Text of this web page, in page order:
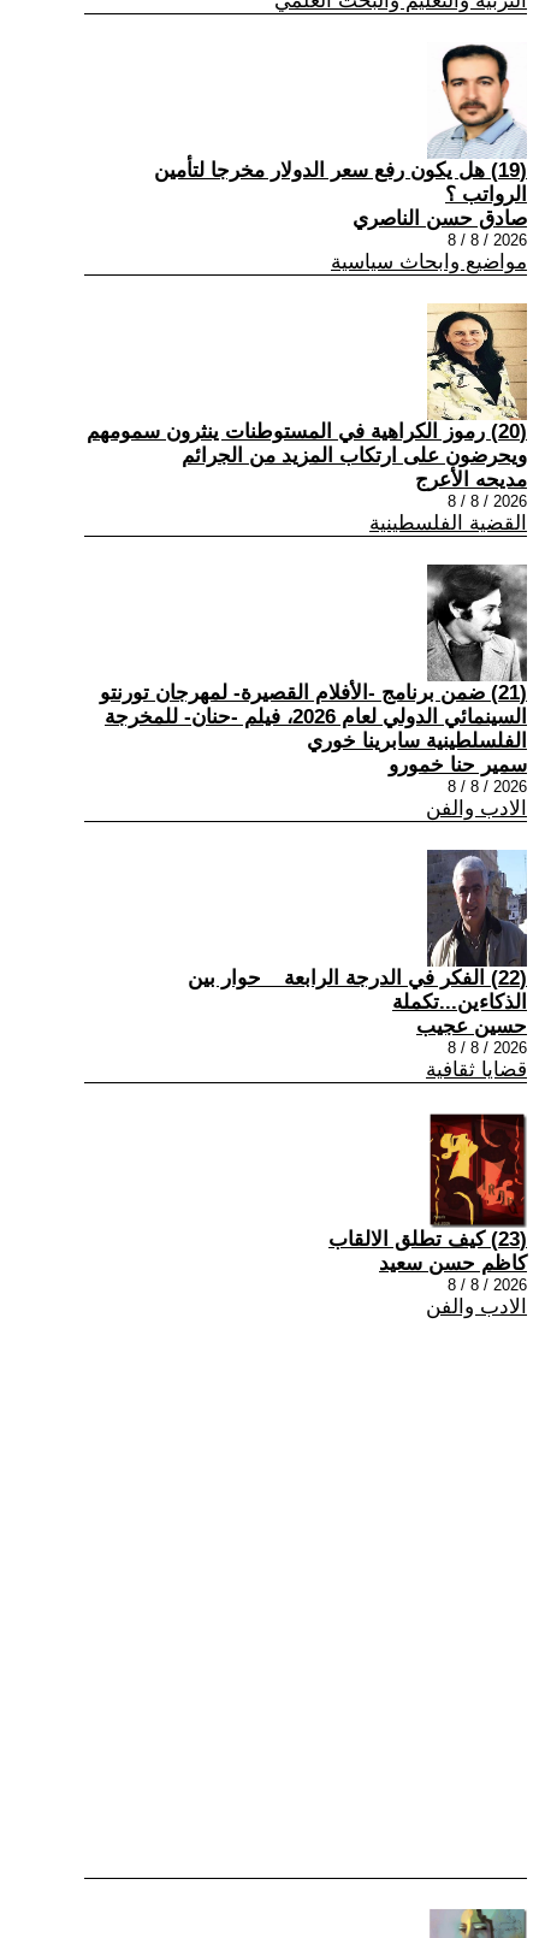
(19) هل يكون رفع سعر الدولار مخرجا لتأمين
الرواتب ؟
صادق حسن الناصري
2026 / 8 / 8
مواضيع وابحاث سياسية
(20) رموز الكراهية في المستوطنات ينثرون سمومهم
ويحرضون على ارتكاب المزيد من الجرائم
مديحه الأعرج
2026 / 8 / 8
القضية الفلسطينية
(21) ضمن برنامج -الأفلام القصيرة- لمهرجان تورنتو
السينمائي الدولي لعام 2026، فيلم -حنان- للمخرجة
الفلسلطينية سابرينا خوري
سمير حنا خمورو
2026 / 8 / 8
الادب والفن
(22) الفكر في الدرجة الرابعة _ حوار بين
الذكاءين...تكملة
حسين عجيب
2026 / 8 / 8
قضايا ثقافية
(23) كيف تطلق الالقاب
كاظم حسن سعيد
2026 / 8 / 8
الادب والفن